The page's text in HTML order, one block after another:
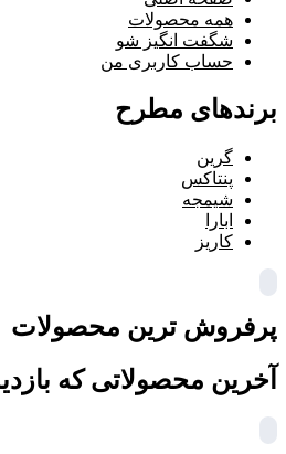
همه محصولات
شگفت انگیز شو
حساب کاربری من
برندهای مطرح
گرین
پنتاکس
شیمجه
ابارا
کاریز
پرفروش ترین محصولات
آخرین محصولاتی که